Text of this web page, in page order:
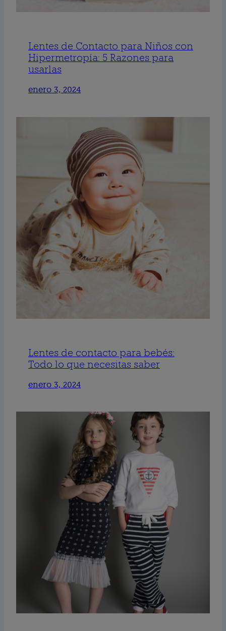
Lentes de Contacto para Niños con
Hipermetropía: 5 Razones para
usarlas
enero 3, 2024
Lentes de contacto para bebés:
Todo lo que necesitas saber
enero 3, 2024